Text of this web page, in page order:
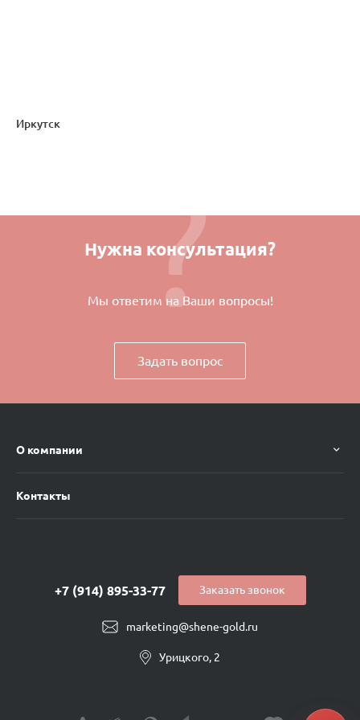
Иркутск
Нужна консультация?
Мы ответим на Ваши вопросы!
Задать вопрос
О компании
Контакты
marketing@shene-gold.ru
+7 (914) 895-33-77
Урицкого, 2
Заказать звонок